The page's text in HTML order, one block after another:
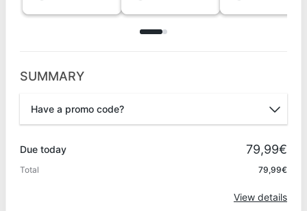
SUMMARY
Have a promo code?
Due today 79,99€
Total 79,99€
View details